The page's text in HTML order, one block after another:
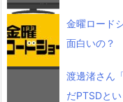
金曜ロード
面白いの？
渡邊渚さん
だPTSDと